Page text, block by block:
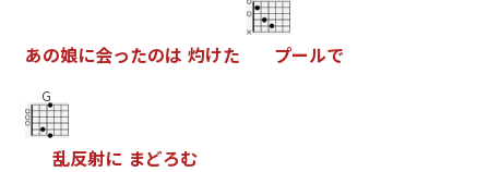
あの娘に会ったのは 灼けた プールで
G
乱反射に まどろむ